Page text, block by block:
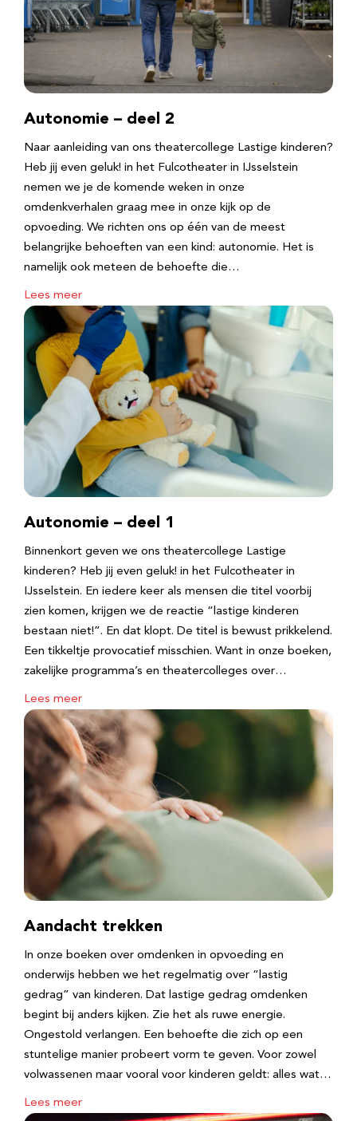
Autonomie – deel 2
Naar aanleiding van ons theatercollege Lastige kinderen?
Heb jij even geluk! in het Fulcotheater in IJsselstein
nemen we je de komende weken in onze
omdenkverhalen graag mee in onze kijk op de
opvoeding. We richten ons op één van de meest
belangrijke behoeften van een kind: autonomie. Het is
namelijk ook meteen de behoefte die…
Lees meer
Autonomie – deel 1
Binnenkort geven we ons theatercollege Lastige
kinderen? Heb jij even geluk! in het Fulcotheater in
IJsselstein. En iedere keer als mensen die titel voorbij
zien komen, krijgen we de reactie “lastige kinderen
bestaan niet!”. En dat klopt. De titel is bewust prikkelend.
Een tikkeltje provocatief misschien. Want in onze boeken,
zakelijke programma’s en theatercolleges over…
Lees meer
Aandacht trekken
In onze boeken over omdenken in opvoeding en
onderwijs hebben we het regelmatig over “lastig
gedrag” van kinderen. Dat lastige gedrag omdenken
begint bij anders kijken. Zie het als ruwe energie.
Ongestold verlangen. Een behoefte die zich op een
stuntelige manier probeert vorm te geven. Voor zowel
volwassenen maar vooral voor kinderen geldt: alles wat…
Lees meer